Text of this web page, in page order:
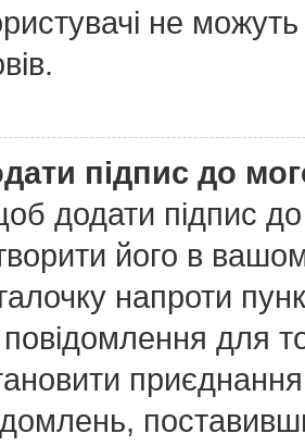
не
підпис до
додати підпис
його в
напроти
для